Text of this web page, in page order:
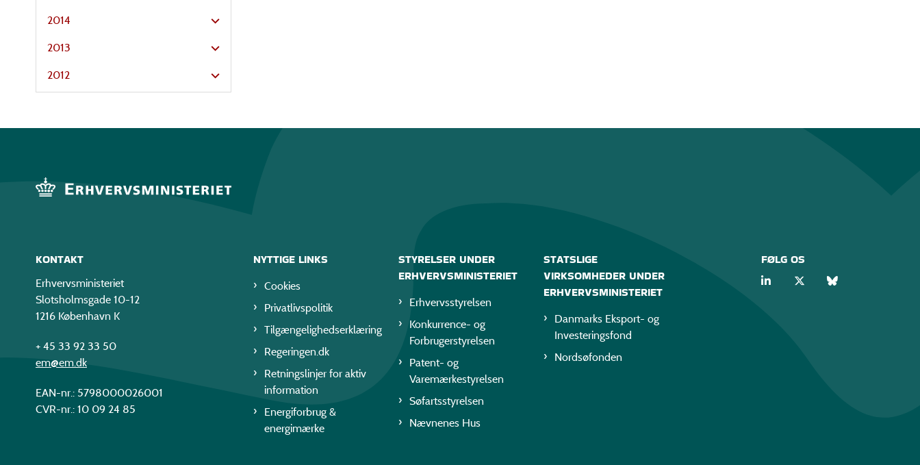
2014
2013
2012
KONTAKT
Erhvervsministeriet
Slotsholmsgade 10-12
1216 København K
+ 45 33 92 33 50
em@em.dk
EAN-nr.: 5798000026001
CVR-nr.: 10 09 24 85
NYTTIGE LINKS
Cookies
Privatlivspolitik
Tilgængelighedserklæring
Regeringen.dk
Retningslinjer for aktiv
information
Energiforbrug &
energimærke
STYRELSER UNDER
ERHVERVSMINISTERIET
Erhvervsstyrelsen
Konkurrence- og
Forbrugerstyrelsen
Patent- og
Varemærkestyrelsen
Søfartsstyrelsen
Nævnenes Hus
STATSLIGE
VIRKSOMHEDER UNDER
ERHVERVSMINISTERIET
Danmarks Eksport- og
Investeringsfond
Nordsøfonden
FØLG OS